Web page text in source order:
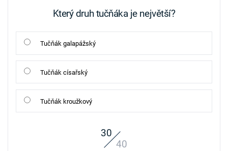
Který druh tučňáka je největší?
Tučňák galapážský
Tučňák císařský
Tučňák kroužkový
30
40